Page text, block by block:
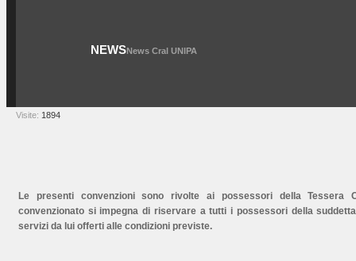
NEWSNews Cral UNIPA
Visite: 1894
Le presenti convenzioni sono rivolte ai possessori della Tessera
convenzionato si impegna di riservare a tutti i possessori della
servizi da lui offerti alle condizioni previste.